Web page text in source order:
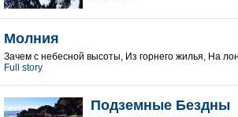
Молния
Зачем с небесной высоты, Из горнего жилья, На
Full story
Подземные Бездны